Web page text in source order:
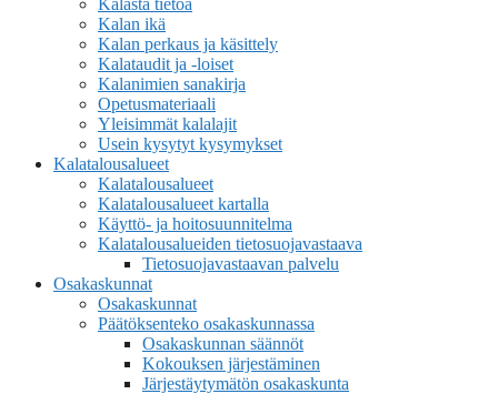
Kalasta tietoa
Kalan ikä
Kalan perkaus ja käsittely
Kalataudit ja -loiset
Kalanimien sanakirja
Opetusmateriaali
Yleisimmät kalalajit
Usein kysytyt kysymykset
Kalatalousalueet
Kalatalousalueet
Kalatalousalueet kartalla
Käyttö- ja hoitosuunnitelma
Kalatalousalueiden tietosuojavastaava
Tietosuojavastaavan palvelu
Osakaskunnat
Osakaskunnat
Päätöksenteko osakaskunnassa
Osakaskunnan säännöt
Kokouksen järjestäminen
Järjestäytymätön osakaskunta